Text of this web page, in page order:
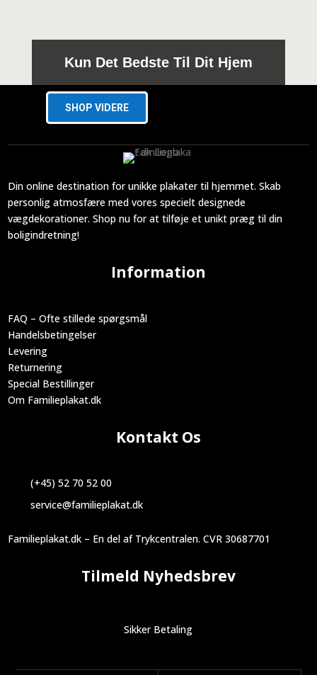
Kun Det Bedste Til Dit Hjem
SHOP VIDERE
Din online destination for unikke plakater til hjemmet. Skab
personlig atmosfære med vores specielt designede
vægdekorationer. Shop nu for at tilføje et unikt præg til din
boligindretning!
Information
FAQ – Ofte stillede spørgsmål
Handelsbetingelser
Levering
Returnering
Special Bestillinger
Om Familieplakat.dk
Kontakt Os
(+45) 52 70 52 00
service@familieplakat.dk
Familieplakat.dk – En del af Trykcentralen. CVR 30687701
Tilmeld Nyhedsbrev
Sikker Betaling